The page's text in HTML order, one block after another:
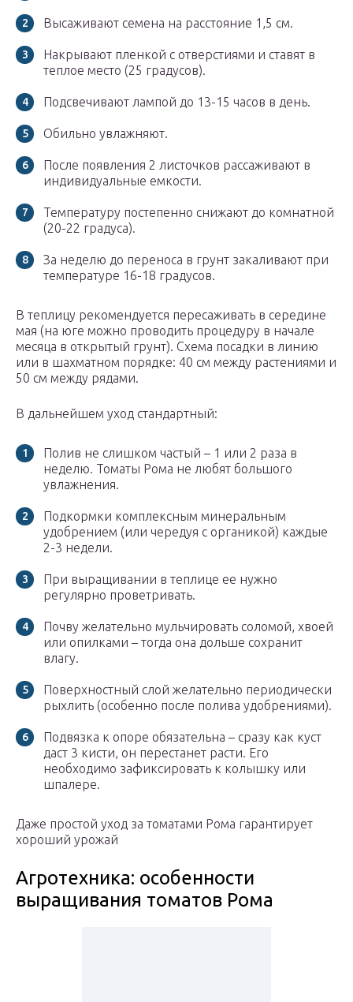
Высаживают семена на расстояние 1,5 см.
Накрывают пленкой с отверстиями и ставят в
теплое место (25 градусов).
Подсвечивают лампой до 13-15 часов в день.
Обильно увлажняют.
После появления 2 листочков рассаживают в
индивидуальные емкости.
Температуру постепенно снижают до комнатной
(20-22 градуса).
За неделю до переноса в грунт закаливают при
температуре 16-18 градусов.
В теплицу рекомендуется пересаживать в середине
мая (на юге можно проводить процедуру в начале
месяца в открытый грунт). Схема посадки в линию
или в шахматном порядке: 40 см между растениями и
50 см между рядами.
В дальнейшем уход стандартный:
Полив не слишком частый – 1 или 2 раза в
неделю. Томаты Рома не любят большого
увлажнения.
Подкормки комплексным минеральным
удобрением (или чередуя с органикой) каждые
2-3 недели.
При выращивании в теплице ее нужно
регулярно проветривать.
Почву желательно мульчировать соломой, хвоей
или опилками – тогда она дольше сохранит
влагу.
Поверхностный слой желательно периодически
рыхлить (особенно после полива удобрениями).
Подвязка к опоре обязательна – сразу как куст
даст 3 кисти, он перестанет расти. Его
необходимо зафиксировать к колышку или
шпалере.
Даже простой уход за томатами Рома гарантирует
хороший урожай
Агротехника: особенности
выращивания томатов Рома